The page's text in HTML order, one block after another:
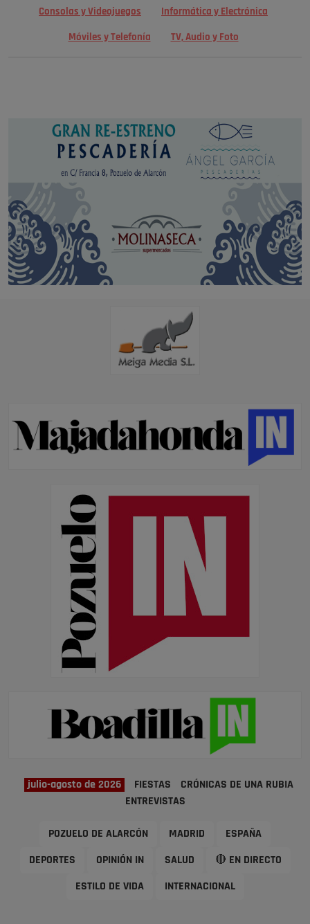
Consolas y Videojuegos Informática y Electrónica
Móviles y Telefonía TV, Audio y Foto
julio-agosto de 2026 FIESTAS
CRÓNICAS DE UNA RUBIA
ENTREVISTAS
POZUELO DE ALARCÓN MADRID ESPAÑA
DEPORTES OPINIÓN IN SALUD 🔴 EN DIRECTO
ESTILO DE VIDA INTERNACIONAL